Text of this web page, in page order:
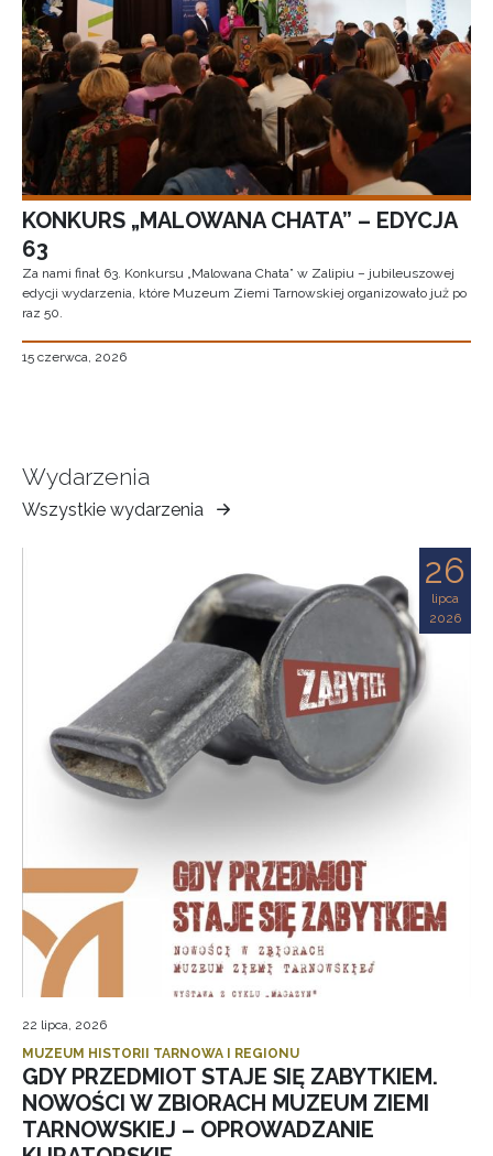
KONKURS „MALOWANA CHATA” – EDYCJA
63
Za nami finał 63. Konkursu „Malowana Chata” w Zalipiu – jubileuszowej
edycji wydarzenia, które Muzeum Ziemi Tarnowskiej organizowało już po
raz 50.
15 czerwca, 2026
Wydarzenia
Wszystkie wydarzenia
Muzeum
Ziemi
26
lipca
2026
22 lipca, 2026
MUZEUM HISTORII TARNOWA I REGIONU
GDY PRZEDMIOT STAJE SIĘ ZABYTKIEM.
NOWOŚCI W ZBIORACH MUZEUM ZIEMI
TARNOWSKIEJ – OPROWADZANIE